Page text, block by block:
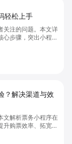
轻松上手
关注的问题。本文详
心步骤，突出小程序
帮助你轻松实现商
，快速开启线上卖
？解决渠道与效
文解析票务小程序在
升购票效率、拓宽销
式。关键词包括
率”。